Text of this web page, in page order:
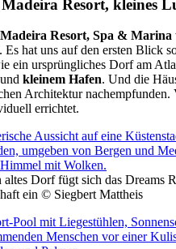
Resort, kleines
Resort, Spa & Marina
Es hat uns auf den ersten Blick
ein ursprüngliches Dorf am
und kleinem Hafen. Und die
Architektur nachempfunden.
errichtet.
altes Dorf fügt sich das Dreams
ein © Siegbert Mattheis